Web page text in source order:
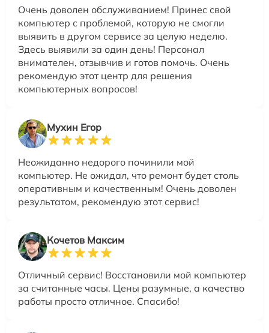
Очень доволен обслуживанием! Принес свой
компьютер с проблемой, которую не смогли
выявить в другом сервисе за целую неделю.
Здесь выявили за один день! Персонал
внимателен, отзывчив и готов помочь. Очень
рекомендую этот центр для решения
компьютерных вопросов!
Мухин Егор
Неожиданно недорого починили мой
компьютер. Не ожидал, что ремонт будет столь
оперативным и качественным! Очень доволен
результатом, рекомендую этот сервис!
Кочетов Максим
Отличный сервис! Восстановили мой компьютер
за считанные часы. Цены разумные, а качество
работы просто отличное. Спасибо!